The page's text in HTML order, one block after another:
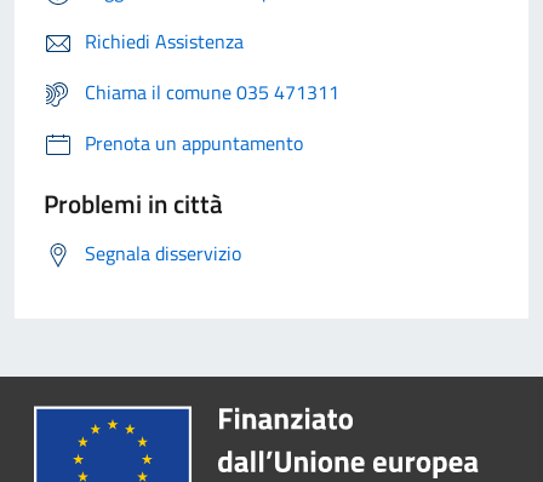
Richiedi Assistenza
Chiama il comune 035 471311
Prenota un appuntamento
Problemi in città
Segnala disservizio